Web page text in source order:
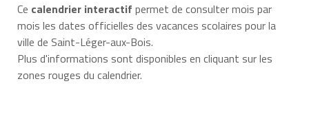
Ce calendrier interactif permet de consulter mois par
mois les dates officielles des vacances scolaires pour la
ville de Saint-Léger-aux-Bois.
Plus d'informations sont disponibles en cliquant sur les
zones rouges du calendrier.